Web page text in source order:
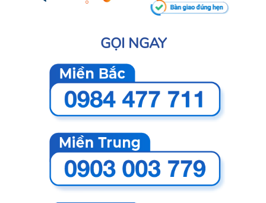
GỌI NGAY